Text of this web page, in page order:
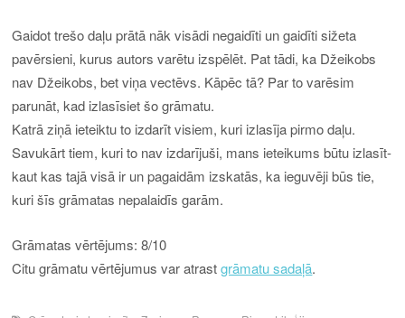
Gaidot trešo daļu prātā nāk visādi negaidīti un gaidīti sižeta
pavērsieni, kurus autors varētu izspēlēt. Pat tādi, ka Džeikobs
nav Džeikobs, bet viņa vectēvs. Kāpēc tā? Par to varēsim
parunāt, kad izlasīsiet šo grāmatu.
Katrā ziņā ieteiktu to izdarīt visiem, kuri izlasīja pirmo daļu.
Savukārt tiem, kuri to nav izdarījuši, mans ieteikums būtu izlasīt-
kaut kas tajā visā ir un pagaidām izskatās, ka ieguvēji būs tie,
kuri šīs grāmatas nepalaidīs garām.
Grāmatas vērtējums: 8/10
Citu grāmatu vērtējumus var atrastgrāmatu sadaļā.